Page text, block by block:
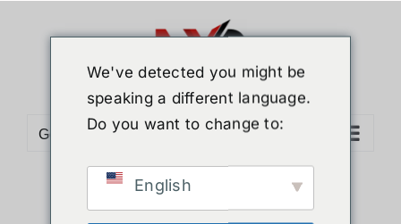
Go to...
Sort byName
We've detected you might be
speaking a different language.
Do you want to change to:
English